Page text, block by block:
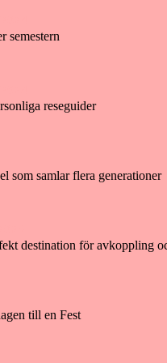
semestern
reseguider
som samlar flera generationer
destination för avkoppling
till en Fest